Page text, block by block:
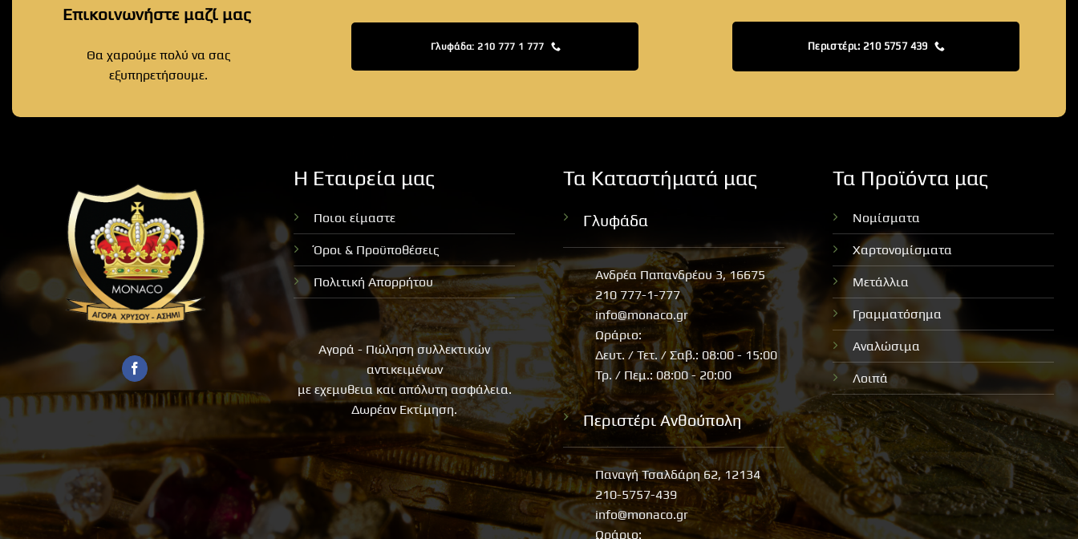
Επικοινωνήστε μαζί μας
Θα χαρούμε πολύ να σας
εξυπηρετήσουμε.
Γλυφάδα: 210 777 1 777 Περιστέρι: 210 5757 439
Η Εταιρεία μας
Ποιοι είμαστε
Όροι & Προϋποθέσεις
Πολιτική Απορρήτου
Αγορά - Πώληση συλλεκτικών
αντικειμένων
με εχεμυθεια και απόλυτη ασφάλεια.
Δωρέαν Εκτίμηση.
Τα Καταστήματά μας
Γλυφάδα
Ανδρέα Παπανδρέου 3, 16675
210 777-1-777
info@monaco.gr
Ωράριο:
Δευτ. / Τετ. / Σαβ.: 08:00 - 15:00
Τρ. / Πεμ.: 08:00 - 20:00
Περιστέρι Ανθούπολη
Παναγή Τσαλδάρη 62, 12134
210-5757-439
info@monaco.gr
Ωράριο:
Τα Προϊόντα μας
Νομίσματα
Χαρτονομίσματα
Μετάλλια
Γραμματόσημα
Αναλώσιμα
Λοιπά